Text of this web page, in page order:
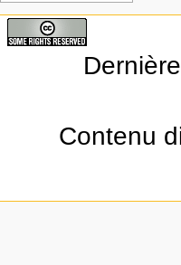
Contenu